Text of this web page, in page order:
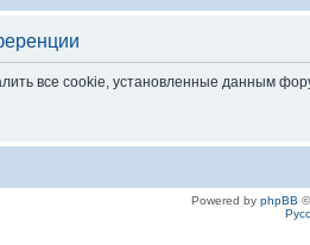
все cookie, установленные данным
Powered by phpBB